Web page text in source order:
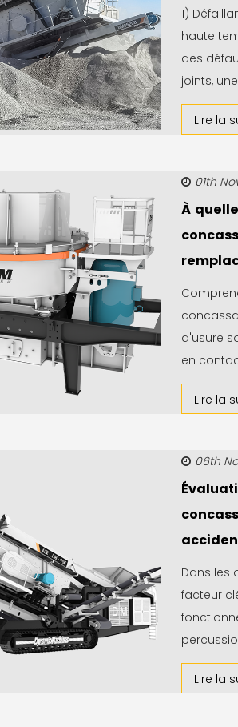
1)
haute
des
joints,
Lire la
01th
À
d'usure
en
Lire la
06th
Dans les
facteur
Lire la